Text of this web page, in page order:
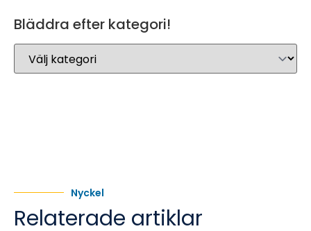
Bläddra efter kategori!
Nyckel
Relaterade artiklar